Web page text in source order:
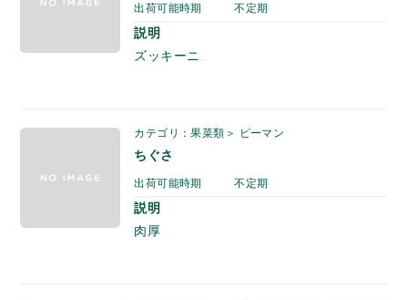
出荷可能時期 不定期
説明
ズッキーニ
カテゴリ：果菜類＞ ピーマン
ちぐさ
出荷可能時期 不定期
説明
肉厚